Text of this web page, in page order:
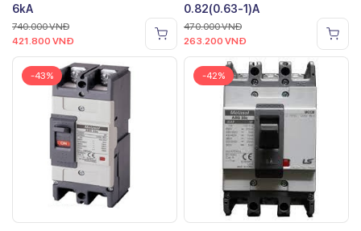
6kA
740.000VNĐ
421.800 VNĐ
0.82(0.63-1)A
470.000VNĐ
263.200 VNĐ
-43% -42%